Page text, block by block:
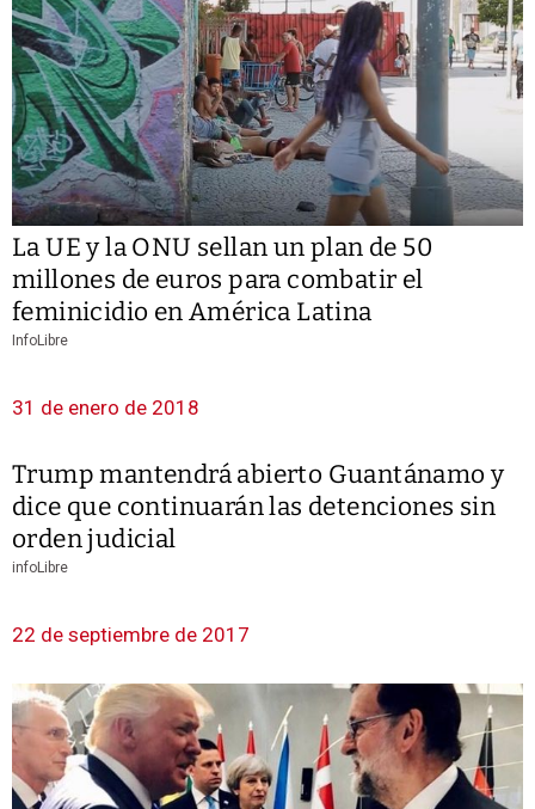
La UE y la ONU sellan un plan de 50
millones de euros para combatir el
feminicidio en América Latina
InfoLibre
31 de enero de 2018
Trump mantendrá abierto Guantánamo y
dice que continuarán las detenciones sin
orden judicial
infoLibre
22 de septiembre de 2017